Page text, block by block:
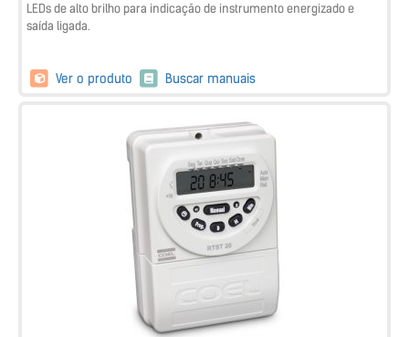
LEDs de alto brilho para indicação de instrumento energizado e
saída ligada.
Ver o produto Buscar manuais